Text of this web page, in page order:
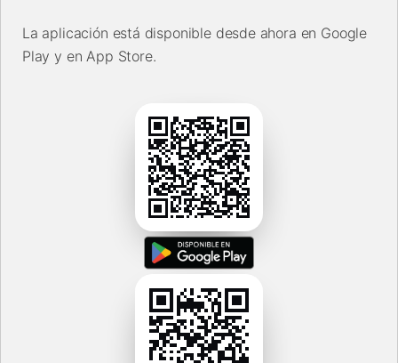
La aplicación está disponible desde ahora en Google
Play y en App Store.